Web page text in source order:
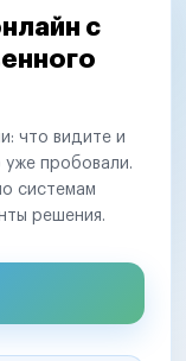
с
что видите и
уже пробовали.
системам
решения.